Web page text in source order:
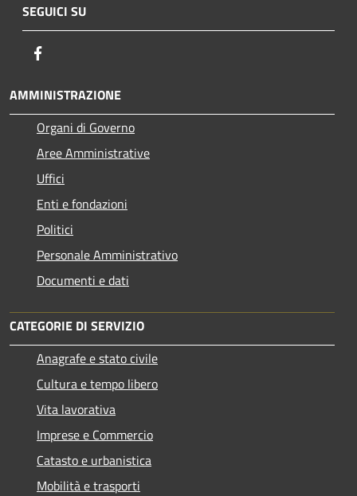
SEGUICI SU
AMMINISTRAZIONE
Organi di Governo
Aree Amministrative
Uffici
Enti e fondazioni
Politici
Personale Amministrativo
Documenti e dati
CATEGORIE DI SERVIZIO
Anagrafe e stato civile
Cultura e tempo libero
Vita lavorativa
Imprese e Commercio
Catasto e urbanistica
Mobilità e trasporti